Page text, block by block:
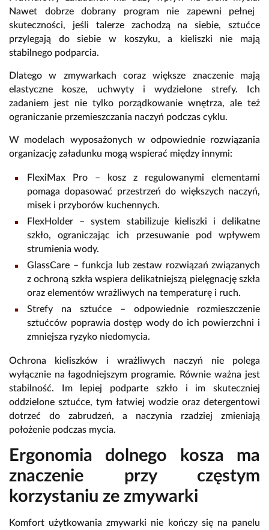
Nawet dobrze dobrany program nie zapewni pełnej
skuteczności, jeśli talerze zachodzą na siebie, sztućce
przylegają do siebie w koszyku, a kieliszki nie mają
stabilnego podparcia.
Dlatego w zmywarkach coraz większe znaczenie mają
elastyczne kosze, uchwyty i wydzielone strefy. Ich
zadaniem jest nie tylko porządkowanie wnętrza, ale też
ograniczanie przemieszczania naczyń podczas cyklu.
W modelach wyposażonych w odpowiednie rozwiązania
organizację załadunku mogą wspierać między innymi:
FlexiMax Pro – kosz z regulowanymi elementami
pomaga dopasować przestrzeń do większych naczyń,
misek i przyborów kuchennych.
FlexHolder – system stabilizuje kieliszki i delikatne
szkło, ograniczając ich przesuwanie pod wpływem
strumienia wody.
GlassCare – funkcja lub zestaw rozwiązań związanych
z ochroną szkła wspiera delikatniejszą pielęgnację szkła
oraz elementów wrażliwych na temperaturę i ruch.
Strefy na sztućce – odpowiednie rozmieszczenie
sztućców poprawia dostęp wody do ich powierzchni i
zmniejsza ryzyko niedomycia.
Ochrona kieliszków i wrażliwych naczyń nie polega
wyłącznie na łagodniejszym programie. Równie ważna jest
stabilność. Im lepiej podparte szkło i im skuteczniej
oddzielone sztućce, tym łatwiej wodzie oraz detergentowi
dotrzeć do zabrudzeń, a naczynia rzadziej zmieniają
położenie podczas mycia.
Ergonomia dolnego kosza ma
znaczenie przy częstym
korzystaniu ze zmywarki
Komfort użytkowania zmywarki nie kończy się na panelu